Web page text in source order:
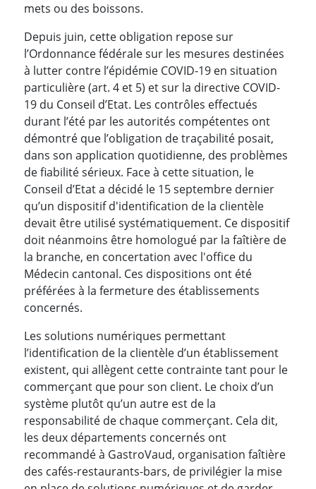
mets ou des boissons.
Depuis juin, cette obligation repose sur
l’Ordonnance fédérale sur les mesures destinées
à lutter contre l’épidémie COVID-19 en situation
particulière (art. 4 et 5) et sur la directive COVID-
19 du Conseil d’Etat. Les contrôles effectués
durant l’été par les autorités compétentes ont
démontré que l’obligation de traçabilité posait,
dans son application quotidienne, des problèmes
de fiabilité sérieux. Face à cette situation, le
Conseil d’Etat a décidé le 15 septembre dernier
qu’un dispositif d'identification de la clientèle
devait être utilisé systématiquement. Ce dispositif
doit néanmoins être homologué par la faîtière de
la branche, en concertation avec l'office du
Médecin cantonal. Ces dispositions ont été
préférées à la fermeture des établissements
concernés.
Les solutions numériques permettant
l’identification de la clientèle d’un établissement
existent, qui allègent cette contrainte tant pour le
commerçant que pour son client. Le choix d’un
système plutôt qu’un autre est de la
responsabilité de chaque commerçant. Cela dit,
les deux départements concernés ont
recommandé à GastroVaud, organisation faîtière
des cafés-restaurants-bars, de privilégier la mise